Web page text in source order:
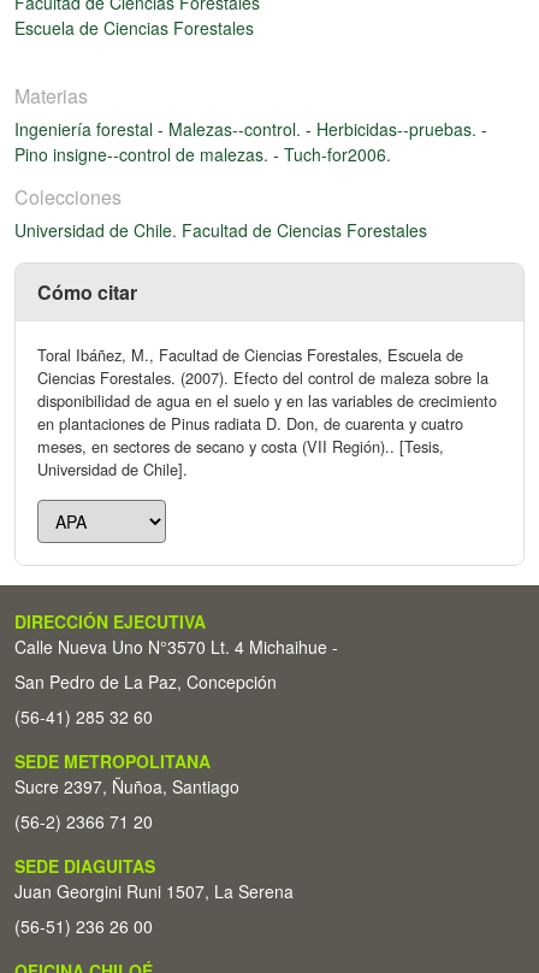
Escuela de Ciencias Forestales
Materias
Ingeniería forestal - Malezas--control. - Herbicidas--pruebas. -
Pino insigne--control de malezas. - Tuch-for2006.
Colecciones
Universidad de Chile. Facultad de Ciencias Forestales
Cómo citar
Toral Ibáñez, M., Facultad de Ciencias Forestales, Escuela de
Ciencias Forestales. (2007). Efecto del control de maleza sobre la
disponibilidad de agua en el suelo y en las variables de crecimiento
en plantaciones de Pinus radiata D. Don, de cuarenta y cuatro
meses, en sectores de secano y costa (VII Región).. [Tesis,
Universidad de Chile].
DIRECCIÓN EJECUTIVA
Calle Nueva Uno N°3570 Lt. 4 Michaihue -
San Pedro de La Paz, Concepción
(56-41) 285 32 60
SEDE METROPOLITANA
Sucre 2397, Ñuñoa, Santiago
(56-2) 2366 71 20
SEDE DIAGUITAS
Juan Georgini Runi 1507, La Serena
(56-51) 236 26 00